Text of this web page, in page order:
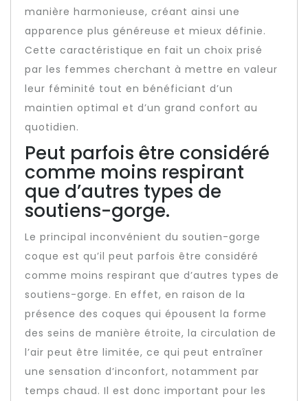
manière harmonieuse, créant ainsi une
apparence plus généreuse et mieux définie.
Cette caractéristique en fait un choix prisé
par les femmes cherchant à mettre en valeur
leur féminité tout en bénéficiant d’un
maintien optimal et d’un grand confort au
quotidien.
Peut parfois être considéré
comme moins respirant
que d’autres types de
soutiens-gorge.
Le principal inconvénient du soutien-gorge
coque est qu’il peut parfois être considéré
comme moins respirant que d’autres types de
soutiens-gorge. En effet, en raison de la
présence des coques qui épousent la forme
des seins de manière étroite, la circulation de
l’air peut être limitée, ce qui peut entraîner
une sensation d’inconfort, notamment par
temps chaud. Il est donc important pour les